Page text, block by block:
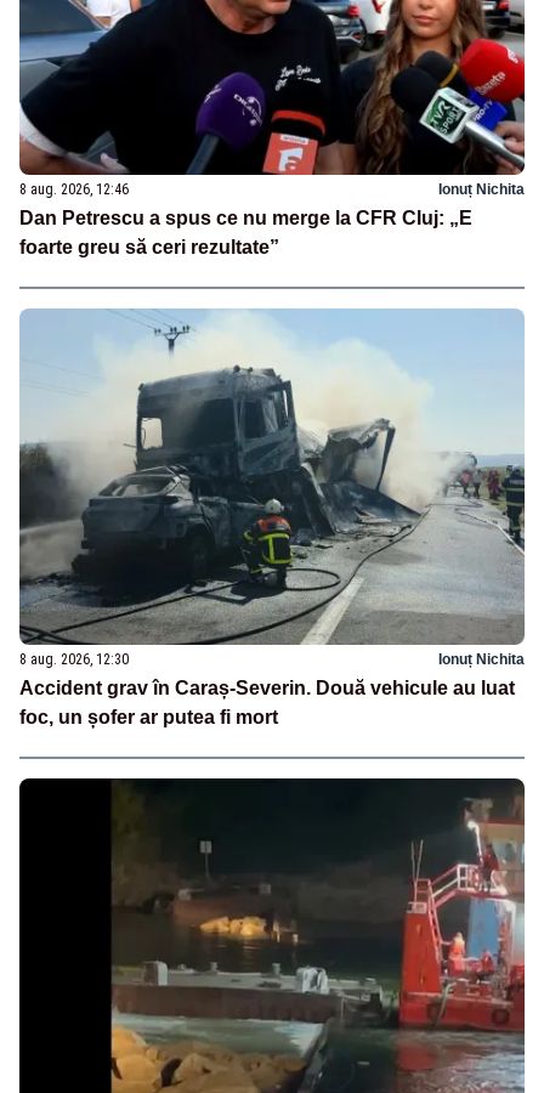
8 aug. 2026, 12:46 Ionuț Nichita
Dan Petrescu a spus ce nu merge la CFR Cluj: „E
foarte greu să ceri rezultate”
8 aug. 2026, 12:30 Ionuț Nichita
Accident grav în Caraș-Severin. Două vehicule au luat
foc, un șofer ar putea fi mort